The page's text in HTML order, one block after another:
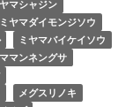
マシャジン
ミヤマダイモンジソウ
ミヤマバイケイソウ
マンネングサ
メグスリノキ